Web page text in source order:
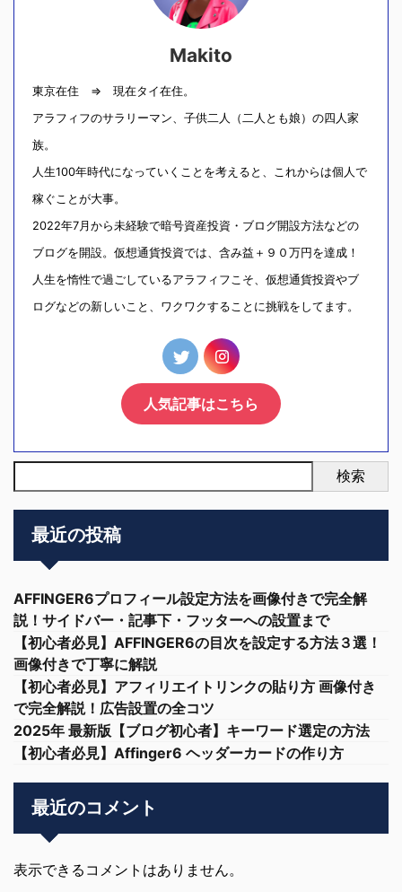
Makito
東京在住 ⇒ 現在タイ在住。
アラフィフのサラリーマン、子供二人（二人とも娘）の四人家
族。
人生100年時代になっていくことを考えると、これからは個人で
稼ぐことが大事。
2022年7月から未経験で暗号資産投資・ブログ開設方法などの
ブログを開設。仮想通貨投資では、含み益＋９０万円を達成！
人生を惰性で過ごしているアラフィフこそ、仮想通貨投資やブ
ログなどの新しいこと、ワクワクすることに挑戦をしてます。
人気記事はこちら
検索
最近の投稿
AFFINGER6プロフィール設定方法を画像付きで完全解
説！サイドバー・記事下・フッターへの設置まで
【初心者必見】AFFINGER6の目次を設定する方法３選！
画像付きで丁寧に解説
【初心者必見】アフィリエイトリンクの貼り方 画像付き
で完全解説！広告設置の全コツ
2025年 最新版【ブログ初心者】キーワード選定の方法
【初心者必見】Affinger6 ヘッダーカードの作り方
最近のコメント
表示できるコメントはありません。